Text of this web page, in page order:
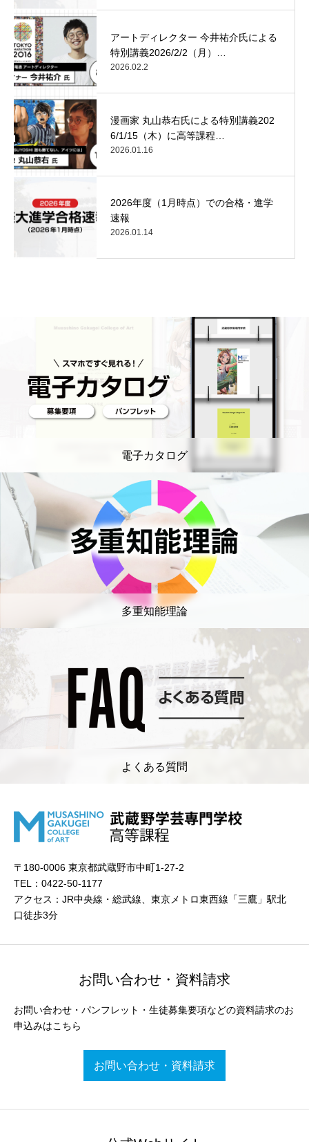
アートディレクター 今井祐介氏による
特別講義2026/2/2（月）…
2026.02.2
漫画家 丸山恭右氏による特別講義202
6/1/15（木）に高等課程…
2026.01.16
2026年度（1月時点）での合格・進学
速報
2026.01.14
電子カタログ
多重知能理論
よくある質問
〒180-0006 東京都武蔵野市中町1-27-2
TEL：0422-50-1177
アクセス：JR中央線・総武線、東京メトロ東西線「三鷹」駅北
口徒歩3分
お問い合わせ・資料請求
お問い合わせ・パンフレット・生徒募集要項などの資料請求のお
申込みはこちら
お問い合わせ・資料請求